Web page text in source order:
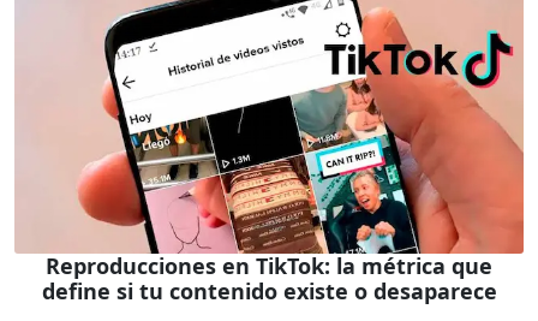
Reproducciones en TikTok: la métrica que
define si tu contenido existe o desaparece